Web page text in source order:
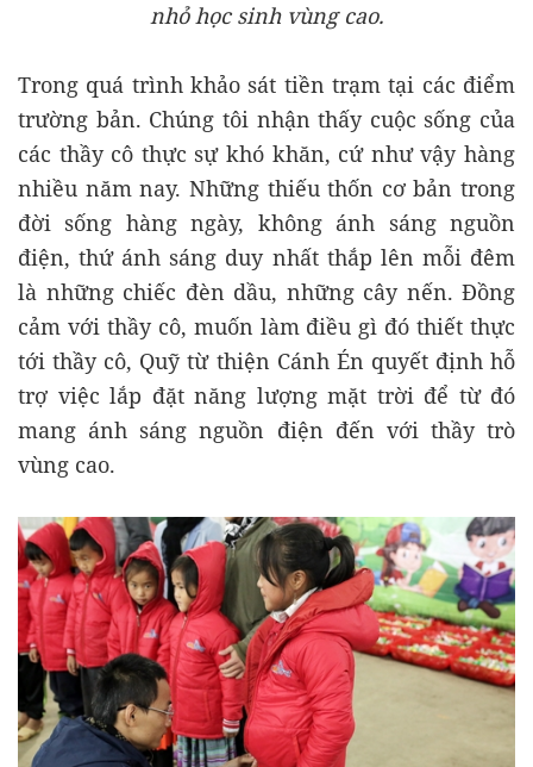
nhỏ học sinh vùng cao.
Trong quá trình khảo sát tiền trạm tại các điểm
trường bản. Chúng tôi nhận thấy cuộc sống của
các thầy cô thực sự khó khăn, cứ như vậy hàng
nhiều năm nay. Những thiếu thốn cơ bản trong
đời sống hàng ngày, không ánh sáng nguồn
điện, thứ ánh sáng duy nhất thắp lên mỗi đêm
là những chiếc đèn dầu, những cây nến. Đồng
cảm với thầy cô, muốn làm điều gì đó thiết thực
tới thầy cô, Quỹ từ thiện Cánh Én quyết định hỗ
trợ việc lắp đặt năng lượng mặt trời để từ đó
mang ánh sáng nguồn điện đến với thầy trò
vùng cao.